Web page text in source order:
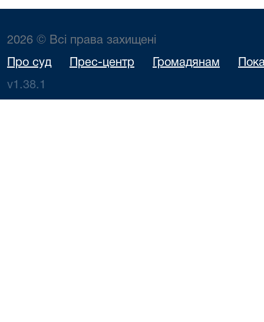
2026 © Всі права захищені
Про суд Прес-центр Громадянам
v1.38.1